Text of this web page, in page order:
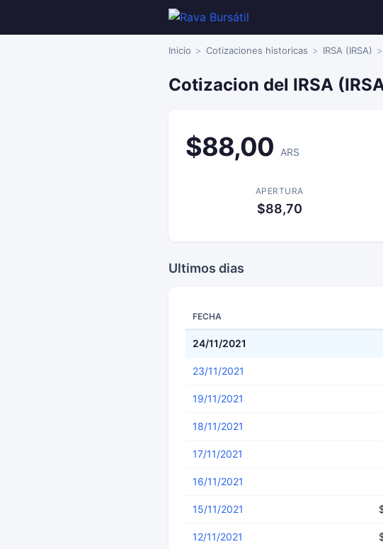
Inicio Cotizaciones historicas IRSA (IRSA)
Cotizacion del IRSA
$88,00 ARS
APERTURA
$88,70
Ultimos dias
FECHA
24/11/2021
23/11/2021
19/11/2021
18/11/2021
17/11/2021
16/11/2021
15/11/2021
12/11/2021